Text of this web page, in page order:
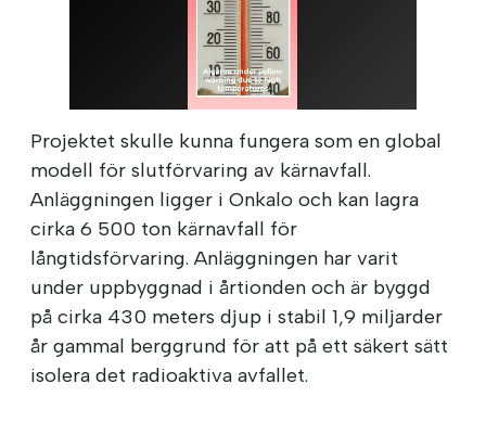
Projektet skulle kunna fungera som en global
modell för slutförvaring av kärnavfall.
Anläggningen ligger i Onkalo och kan lagra
cirka 6 500 ton kärnavfall för
långtidsförvaring. Anläggningen har varit
under uppbyggnad i årtionden och är byggd
på cirka 430 meters djup i stabil 1,9 miljarder
år gammal berggrund för att på ett säkert sätt
isolera det radioaktiva avfallet.